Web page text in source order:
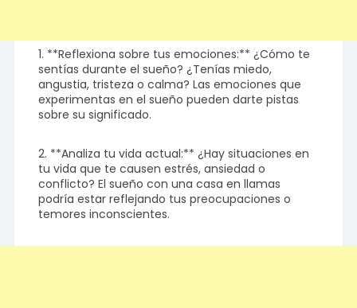
1. **Reflexiona sobre tus emociones:** ¿Cómo te
sentías durante el sueño? ¿Tenías miedo,
angustia, tristeza o calma? Las emociones que
experimentas en el sueño pueden darte pistas
sobre su significado.
2. **Analiza tu vida actual:** ¿Hay situaciones en
tu vida que te causen estrés, ansiedad o
conflicto? El sueño con una casa en llamas
podría estar reflejando tus preocupaciones o
temores inconscientes.